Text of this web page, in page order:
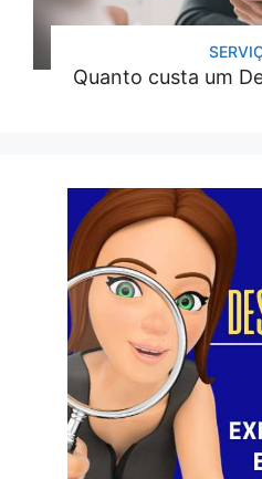
Quanto custa um